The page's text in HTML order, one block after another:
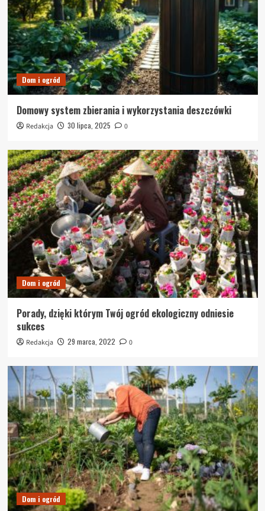
Dom i ogród
Domowy system zbierania i wykorzystania deszczówki
Redakcja 30 lipca, 2025 0
Dom i ogród
Porady, dzięki którym Twój ogród ekologiczny odniesie
sukces
Redakcja 29 marca, 2022 0
Dom i ogród